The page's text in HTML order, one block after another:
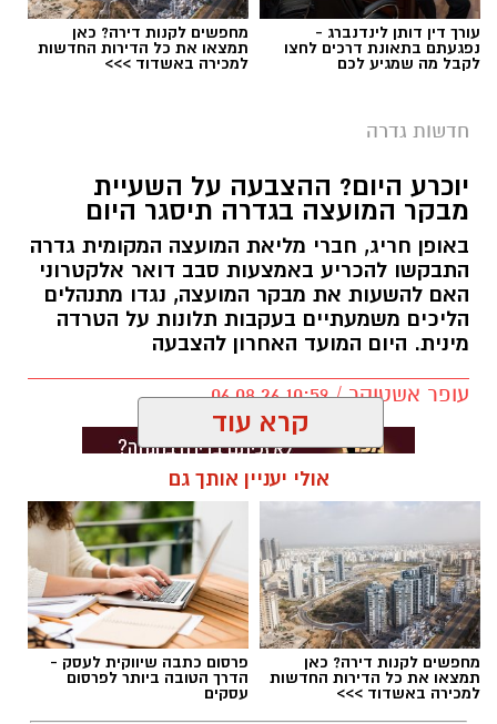
עורך דין דותן לינדנברג -
נפגעתם בתאונת דרכים לחצו
לקבל מה שמגיע לכם
מחפשים לקנות דירה? כאן
תמצאו את כל הדירות החדשות
למכירה באשדוד >>>
חדשות גדרה
יוכרע היום? ההצבעה על השעיית
מבקר המועצה בגדרה תיסגר היום
באופן חריג, חברי מליאת המועצה המקומית גדרה
התבקשו להכריע באמצעות סבב דואר אלקטרוני
האם להשעות את מבקר המועצה, נגדו מתנהלים
הליכים משמעתיים בעקבות תלונות על הטרדה
מינית. היום המועד האחרון להצבעה
עופר אשטוקר / 10:59 06.08.26
תגים:מועצה מקומית גדרה
חשד להטרדה מינית
בגדרה
קרא עוד
אולי יעניין אותך גם
מחפשים לקנות דירה? כאן
תמצאו את כל הדירות החדשות
למכירה באשדוד >>>
פרסום כתבה שיווקית לעסק -
הדרך הטובה ביותר לפרסום
עסקים